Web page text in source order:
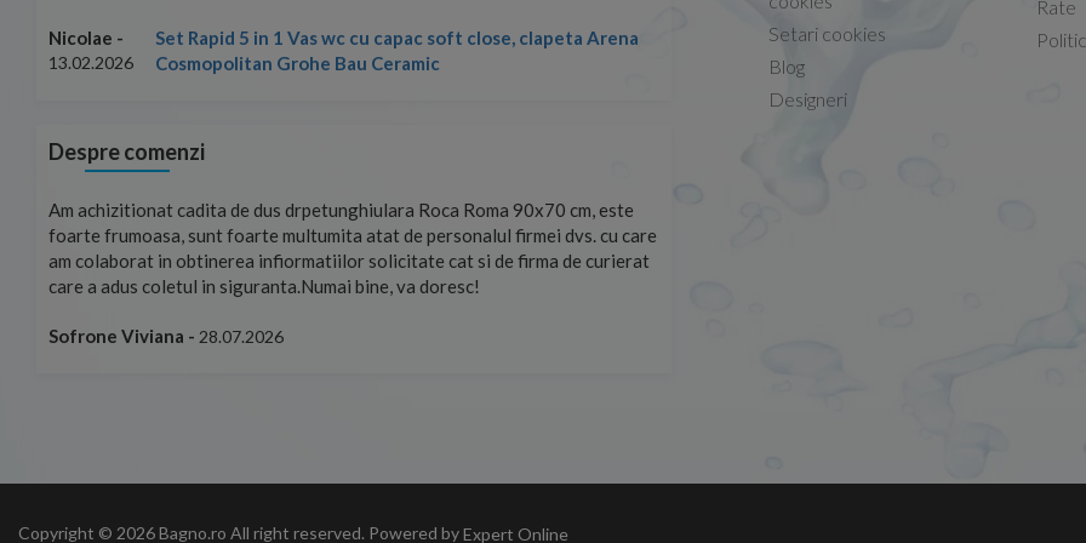
Nicolae -
13.02.2026
Set Rapid 5 in 1 Vas wc cu capac soft close, clapeta Arena
Cosmopolitan Grohe Bau Ceramic
13.02.2026
Despre comenzi
Am achizitionat cadita de dus drpetunghiulara Roca Roma 90x70 cm, este
foarte frumoasa, sunt foarte multumita atat de personalul firmei dvs. cu care
am colaborat in obtinerea infiormatiilor solicitate cat si de firma de curierat
care a adus coletul in siguranta.Numai bine, va doresc!
Sofrone Viviana - 28.07.2026
Setari cookies
Blog
Designeri
Rate
Copyright © 2026 Bagno.ro All right reserved. Powered byExpert Online